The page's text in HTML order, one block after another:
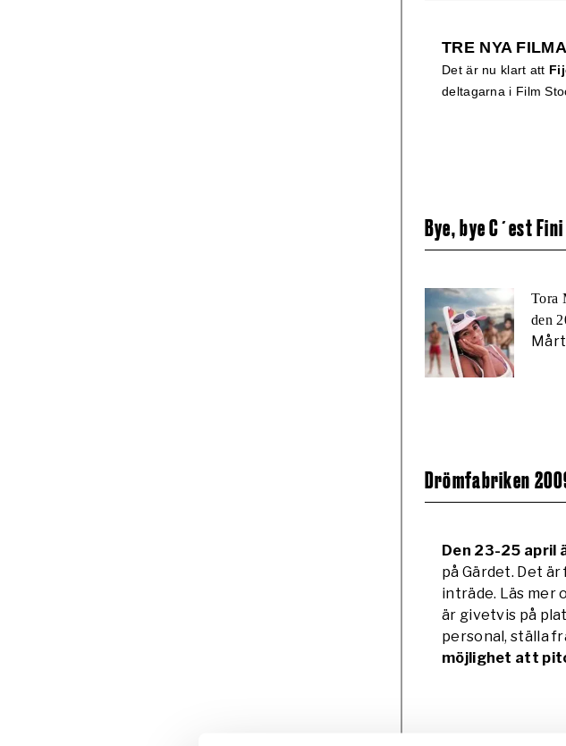
TRE NYA
Det är nu klart att
deltagarna i Film
Bye, bye C´est
Tora
den
Drömfabriken
Den 23-25 april
på Gärdet. Det
inträde. Läs mer
är givetvis på
personal, ställa
möjlighet att